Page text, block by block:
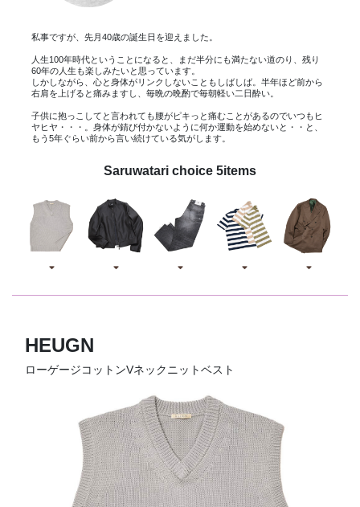
私事ですが、先月40歳の誕生日を迎えました。
人生100年時代ということになると、まだ半分にも満たない道のり、残り
60年の人生も楽しみたいと思っています。
しかしながら、心と身体がリンクしないこともしばしば。半年ほど前から
右肩を上げると痛みますし、毎晩の晩酌で毎朝軽い二日酔い。
子供に抱っこしてと言われても腰がピキっと痛むことがあるのでいつもヒ
ヤヒヤ・・・。身体が錆び付かないように何か運動を始めないと・・と、
もう5年ぐらい前から言い続けている気がします。
Saruwatari choice 5items
HEUGN
ローゲージコットンVネックニットベスト